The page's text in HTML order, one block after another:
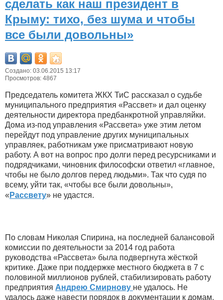
сделать как наш президент в
Крыму: тихо, без шума и чтобы
все были довольны»
Создано: 03.06.2015 13:17
Просмотров: 4867
Председатель комитета ЖКХ ТиС рассказал о судьбе
муниципального предприятия «Рассвет» и дал оценку
деятельности директора предбанкротной управляйки.
Дома из-под управления «Рассвета» уже этим летом
перейдут под управление других муниципальных
управляек, работникам уже присматривают новую
работу. А вот на вопрос про долги перед ресурсниками и
подрядчиками, чиновник философски ответил «главное,
чтобы не было долгов перед людьми». Так что судя по
всему, уйти так, «чтобы все были довольны»,
« Рассвету» не удастся.
По словам Николая Спирина, на последней балансовой
комиссии по деятельности за 2014 год работа
руководства «Рассвета» была подвергнута жёсткой
критике. Даже при поддержке местного бюджета в 7 с
половиной миллионов рублей, стабилизировать работу
предприятия Андрею Смирнову не удалось. Не
удалось даже навести порядок в документации к домам.